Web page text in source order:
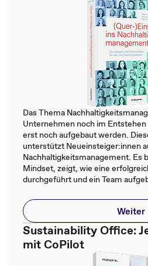
Das Thema
Unternehmen noch im
erst noch aufgebaut werden.
unterstützt Neueinsteiger:innen
Nachhaltigkeitsmanagement. Es
Mindset, zeigt, wie eine
durchgeführt und ein Team
Weiter
Sustainability Office:
mit CoPilot